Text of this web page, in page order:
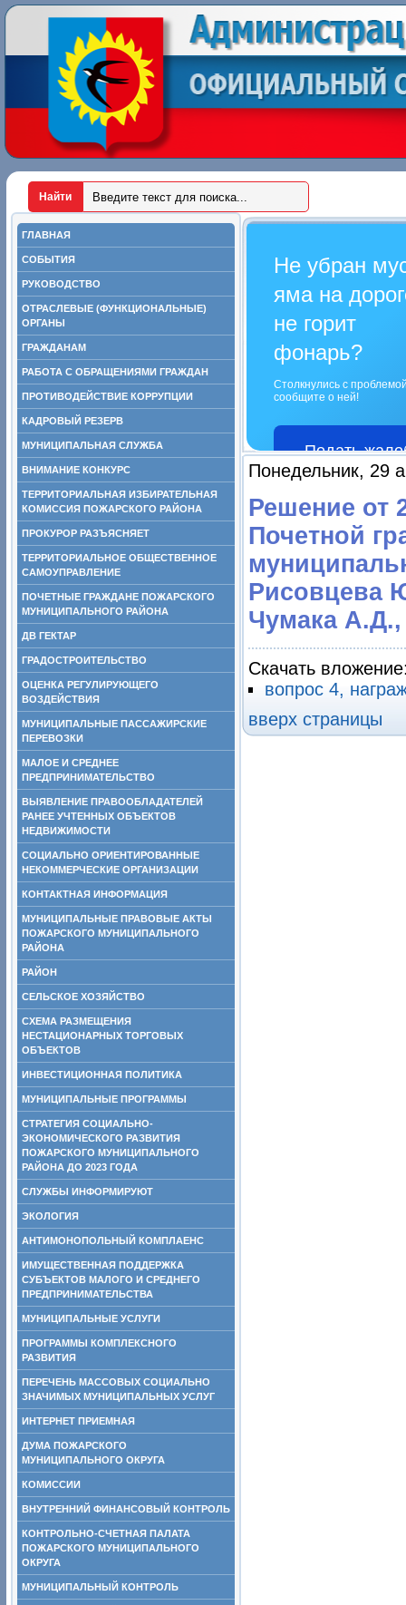
ГЛАВНАЯ
СОБЫТИЯ
РУКОВОДСТВО
ОТРАСЛЕВЫЕ (ФУНКЦИОНАЛЬНЫЕ)
ОРГАНЫ
ГРАЖДАНАМ
РАБОТА С ОБРАЩЕНИЯМИ ГРАЖДАН
ПРОТИВОДЕЙСТВИЕ КОРРУПЦИИ
КАДРОВЫЙ РЕЗЕРВ
МУНИЦИПАЛЬНАЯ СЛУЖБА
ВНИМАНИЕ КОНКУРС
ТЕРРИТОРИАЛЬНАЯ ИЗБИРАТЕЛЬНАЯ
КОМИССИЯ ПОЖАРСКОГО РАЙОНА
ПРОКУРОР РАЗЪЯСНЯЕТ
ТЕРРИТОРИАЛЬНОЕ ОБЩЕСТВЕННОЕ
САМОУПРАВЛЕНИЕ
ПОЧЕТНЫЕ ГРАЖДАНЕ ПОЖАРСКОГО
МУНИЦИПАЛЬНОГО РАЙОНА
ДВ ГЕКТАР
ГРАДОСТРОИТЕЛЬСТВО
ОЦЕНКА РЕГУЛИРУЮЩЕГО
ВОЗДЕЙСТВИЯ
МУНИЦИПАЛЬНЫЕ ПАССАЖИРСКИЕ
ПЕРЕВОЗКИ
МАЛОЕ И СРЕДНЕЕ
ПРЕДПРИНИМАТЕЛЬСТВО
ВЫЯВЛЕНИЕ ПРАВООБЛАДАТЕЛЕЙ
РАНЕЕ УЧТЕННЫХ ОБЪЕКТОВ
НЕДВИЖИМОСТИ
СОЦИАЛЬНО ОРИЕНТИРОВАННЫЕ
НЕКОММЕРЧЕСКИЕ ОРГАНИЗАЦИИ
КОНТАКТНАЯ ИНФОРМАЦИЯ
МУНИЦИПАЛЬНЫЕ ПРАВОВЫЕ АКТЫ
ПОЖАРСКОГО МУНИЦИПАЛЬНОГО
РАЙОНА
РАЙОН
СЕЛЬСКОЕ ХОЗЯЙСТВО
СХЕМА РАЗМЕЩЕНИЯ
НЕСТАЦИОНАРНЫХ ТОРГОВЫХ
ОБЪЕКТОВ
ИНВЕСТИЦИОННАЯ ПОЛИТИКА
МУНИЦИПАЛЬНЫЕ ПРОГРАММЫ
СТРАТЕГИЯ СОЦИАЛЬНО-
ЭКОНОМИЧЕСКОГО РАЗВИТИЯ
ПОЖАРСКОГО МУНИЦИПАЛЬНОГО
РАЙОНА ДО 2023 ГОДА
СЛУЖБЫ ИНФОРМИРУЮТ
ЭКОЛОГИЯ
АНТИМОНОПОЛЬНЫЙ КОМПЛАЕНС
ИМУЩЕСТВЕННАЯ ПОДДЕРЖКА
СУБЪЕКТОВ МАЛОГО И СРЕДНЕГО
ПРЕДПРИНИМАТЕЛЬСТВА
МУНИЦИПАЛЬНЫЕ УСЛУГИ
ПРОГРАММЫ КОМПЛЕКСНОГО
РАЗВИТИЯ
ПЕРЕЧЕНЬ МАССОВЫХ СОЦИАЛЬНО
ЗНАЧИМЫХ МУНИЦИПАЛЬНЫХ УСЛУГ
ИНТЕРНЕТ ПРИЕМНАЯ
ДУМА ПОЖАРСКОГО
МУНИЦИПАЛЬНОГО ОКРУГА
КОМИССИИ
ВНУТРЕННИЙ ФИНАНСОВЫЙ КОНТРОЛЬ
КОНТРОЛЬНО-СЧЕТНАЯ ПАЛАТА
ПОЖАРСКОГО МУНИЦИПАЛЬНОГО
ОКРУГА
МУНИЦИПАЛЬНЫЙ КОНТРОЛЬ
Не убран
яма на
не горит
фонарь?
Столкнулись с
сообщите о ней!
Подать
Понедельник, 29
Решение от
Почетной
Рисовцева
Чумака
Скачать
вопрос 4,
вверх страницы